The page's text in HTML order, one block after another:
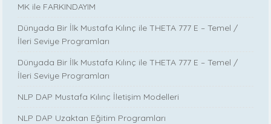
MK ile FARKINDAYIM
Dünyada Bir İlk Mustafa Kılınç ile THETA 777 E – Temel /
İleri Seviye Programları
Dünyada Bir İlk Mustafa Kılınç ile THETA 777 E – Temel /
İleri Seviye Programları
NLP DAP Mustafa Kılınç İletişim Modelleri
NLP DAP Uzaktan Eğitim Programları